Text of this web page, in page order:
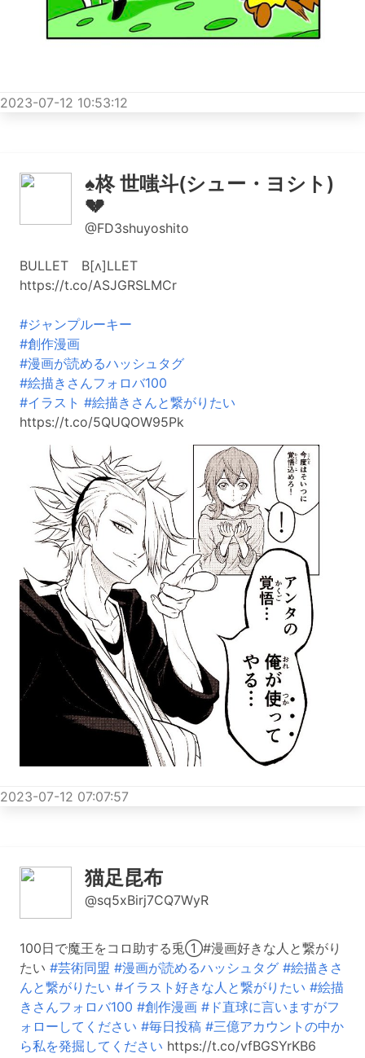
2023-07-12 10:53:12
♠️柊 世嗤斗(シュー・ヨシト)
💔
@FD3shuyoshito
BULLET B[ʌ]LLET
https://t.co/ASJGRSLMCr
#ジャンプルーキー
#創作漫画
#漫画が読めるハッシュタグ
#絵描きさんフォロバ100
#イラスト #絵描きさんと繋がりたい
https://t.co/5QUQOW95Pk
2023-07-12 07:07:57
猫足昆布
@sq5xBirj7CQ7WyR
100日で魔王をコロ助する兎①#漫画好きな人と繋がり
たい #芸術同盟 #漫画が読めるハッシュタグ #絵描きさ
んと繋がりたい #イラスト好きな人と繋がりたい #絵描
きさんフォロバ100 #創作漫画 #ド直球に言いますがフ
ォローしてください #毎日投稿 #三億アカウントの中か
ら私を発掘してください https://t.co/vfBGSYrKB6